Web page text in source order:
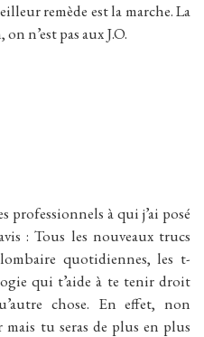
remède est la marche. La
n’est pas aux J.O.
professionnels à qui j’ai posé
: Tous les nouveaux trucs
quotidiennes, les t-
qui t’aide à te tenir droit
chose. En effet, non
tu seras de plus en plus